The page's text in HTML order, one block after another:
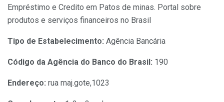
Empréstimo e Credito em Patos de minas. Portal sobre
produtos e serviços financeiros no Brasil
Tipo de Estabelecimento: Agência Bancária
Código da Agência do Banco do Brasil: 190
Endereço: rua maj.gote,1023